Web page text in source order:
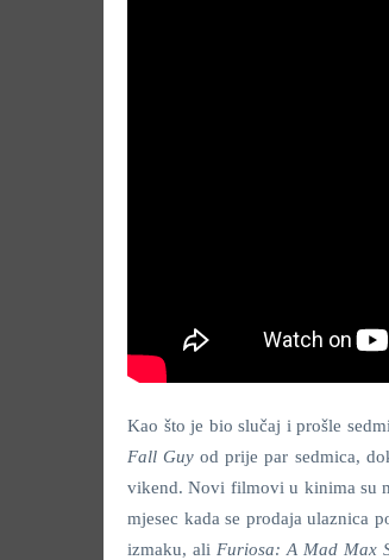
Kao što je bio slučaj i prošle
Fall Guyod prije par sedmica,
vikend. Novi filmovi u kinima su
mjesec kada se prodaja ulaznica
izmaku, ali Furiosa: A Mad Max